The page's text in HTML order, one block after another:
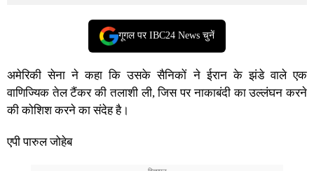
गूगल पर IBC24 News चुनें
अमेरिकी सेना ने कहा कि उसके सैनिकों ने ईरान के झंडे वाले एक
वाणिज्यिक तेल टैंकर की तलाशी ली, जिस पर नाकाबंदी का उल्लंघन करने
की कोशिश करने का संदेह है।
एपी पारुल जोहेब